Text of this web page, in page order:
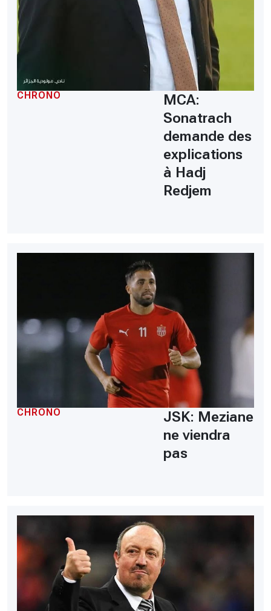
CHRONO
MCA:
Sonatrach
demande des
explications
à Hadj
Redjem
CHRONO
JSK: Meziane
ne viendra
pas